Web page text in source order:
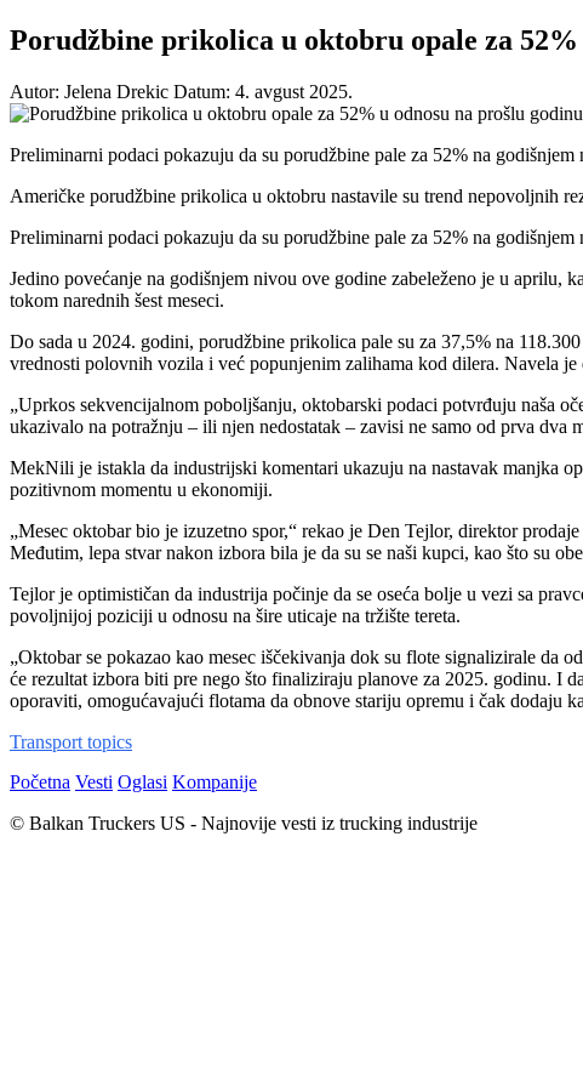
Porudžbine prikolica u oktobru opale za 52%
Autor: Jelena Drekic Datum: 4. avgust 2025.
Preliminarni podaci pokazuju da su porudžbine pale za 52% na
Američke porudžbine prikolica u oktobru nastavile su trend nepovoljnih
Preliminarni podaci pokazuju da su porudžbine pale za 52% na
Jedino povećanje na godišnjem nivou ove godine zabeleženo je u aprilu,
tokom narednih šest meseci.
Do sada u 2024. godini, porudžbine prikolica pale su za 37,5% na
vrednosti polovnih vozila i već popunjenim zalihama kod dilera. Navela
„Uprkos sekvencijalnom poboljšanju, oktobarski podaci potvrđuju naša
ukazivalo na potražnju – ili njen nedostatak – zavisi ne samo od prva dva
MekNili je istakla da industrijski komentari ukazuju na nastavak manjka
pozitivnom momentu u ekonomiji.
„Mesec oktobar bio je izuzetno spor,“ rekao je Den Tejlor, direktor
Međutim, lepa stvar nakon izbora bila je da su se naši kupci, kao što su
Tejlor je optimističan da industrija počinje da se oseća bolje u vezi sa
povoljnijoj poziciji u odnosu na šire uticaje na tržište tereta.
„Oktobar se pokazao kao mesec iščekivanja dok su flote signalizirale da
će rezultat izbora biti pre nego što finaliziraju planove za 2025. godinu. I
oporaviti, omogućavajući flotama da obnove stariju opremu i čak dodaju
Transport topics
Početna Vesti Oglasi Kompanije
© Balkan Truckers US - Najnovije vesti iz trucking industrije